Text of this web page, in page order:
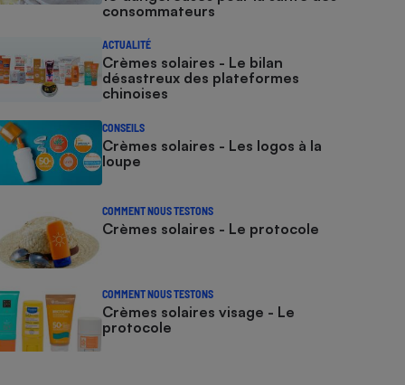
consommateurs
ACTUALITÉ
Crèmes solaires - Le bilan
désastreux des plateformes
chinoises
CONSEILS
Crèmes solaires - Les logos à la
loupe
COMMENT NOUS TESTONS
Crèmes solaires - Le protocole
COMMENT NOUS TESTONS
Crèmes solaires visage - Le
protocole